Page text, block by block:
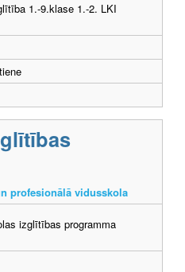
1.-9.klase 1.-2. LKI
profesionālā vidusskola
izglītības programma